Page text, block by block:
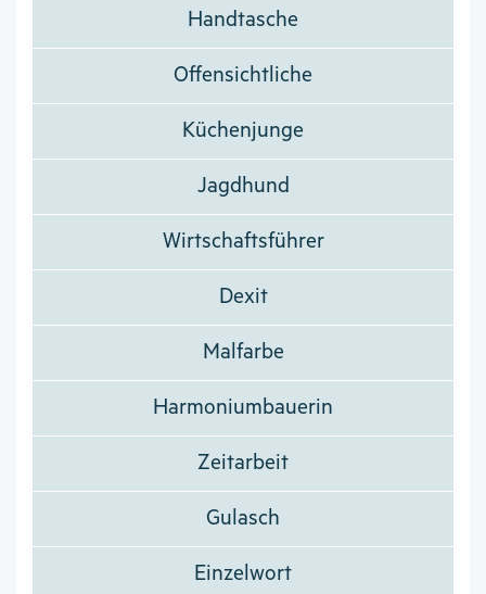
Handtasche
Offensichtliche
Küchenjunge
Jagdhund
Wirtschaftsführer
Dexit
Malfarbe
Harmoniumbauerin
Zeitarbeit
Gulasch
Einzelwort